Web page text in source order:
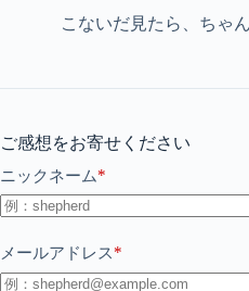
こないだ見たら、ちゃ
ご感想をお寄せください
ニックネーム*
メールアドレス*